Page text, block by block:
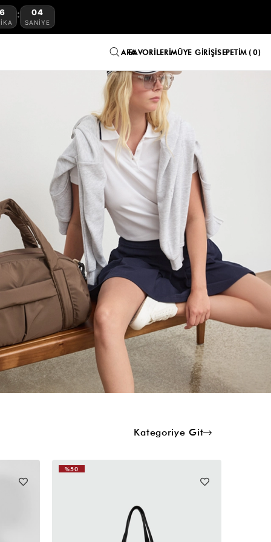
: 58
SANIYE
FAVORILERIMÜYE GIRIŞISEPETIM 0
%50
Kategoriye Git